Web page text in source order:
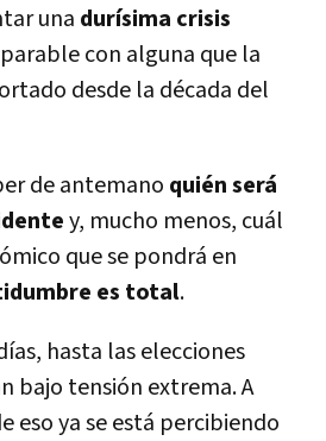
una durísima crisis
con alguna que la
desde la década del
de antemano quién será
y, mucho menos, cuál
que se pondrá en
es total.
hasta las elecciones
bajo tensión extrema. A
eso ya se está percibiendo